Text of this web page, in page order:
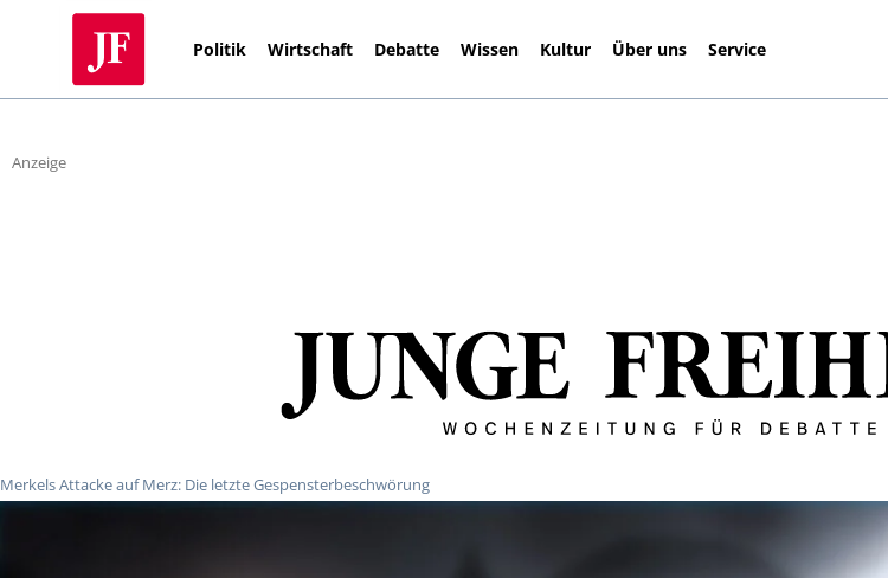
Politik Wirtschaft Debatte Wissen Kultur Über uns Service
Anzeige
Merkels Attacke auf Merz: Die letzte Gespensterbeschwörung